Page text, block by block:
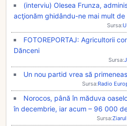
(interviu) Olesea Frunza,
acţionăm ghidându-ne mai mult
Sursa:
FOTOREPORTAJ: Agricultorii
Dănceni
Sursa:
Un nou partid vrea să
Sursa:Radio
Norocos, până în măduva
în decembrie, iar acum – 96 000
Sursa: